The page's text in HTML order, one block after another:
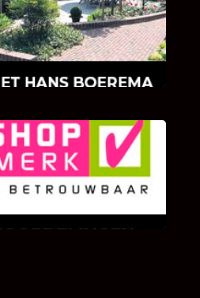
ontstaan is en wat
in de wereld van
en tegels!
om te weten wat u
en onze diensten vindt.